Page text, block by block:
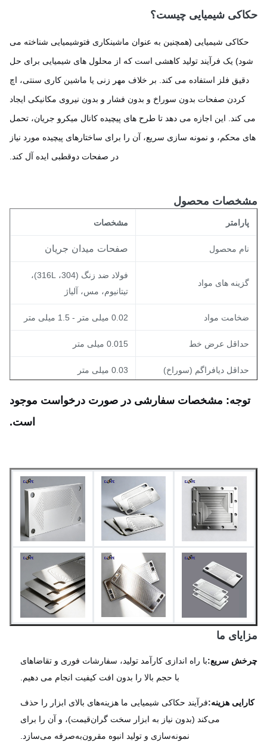
شیمیایی چیست؟
شیمیایی (همچنین به عنوان ماشینکاری فتوشیمیایی شناخته می
یک فرآیند تولید کاهشی است که از محلول های شیمیایی برای حل
فلز استفاده می کند. بر خلاف مهر زنی یا ماشین کاری سنتی، اچ
کردن صفحات بدون سوراخ و بدون فشار و بدون نیروی مکانیکی ایجاد
کند. این اجازه می دهد تا طرح های پیچیده کانال میکرو جریان، تحمل
محکم، و نمونه سازی سریع، آن را برای ساختارهای پیچیده مورد نیاز
در صفحات دوقطبی ایده آل کند.
محصول
مشخصات
محصول صفحات میدان جریان
های مواد
فولاد ضد زنگ (304، 316L)،
تیتانیوم، مس، آلیاژ
مواد
عرض خط 0.015 میلی متر
دیافراگم (سوراخ)
ابعادی 0.03 ± میلی متر (یکنواختی)
سطح
شده، غیرفعال شده یا سفارشی
مشخصات سفارشی در صورت درخواست موجود
است.
ما
سریع:با راه اندازی کارآمد تولید، سفارشات فوری و تقاضاهای
با حجم بالا را بدون افت کیفیت انجام می دهیم.
هزینه:فرآیند حکاکی شیمیایی ما هزینه‌های بالای ابزار را حذف
می‌کند (بدون نیاز به ابزار سخت گران‌قیمت)، و آن را برای
نمونه‌سازی و تولید انبوه مقرون‌به‌صرفه می‌سازد.